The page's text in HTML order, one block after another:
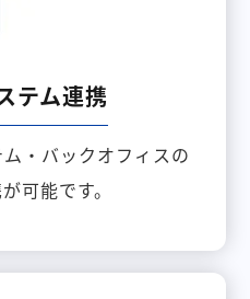
テム連携
・バックオフィスの
可能です。